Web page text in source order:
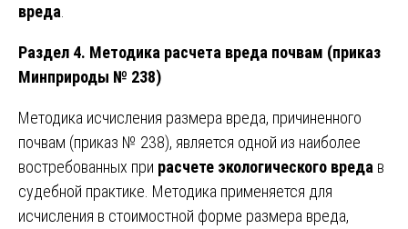
вреда
Раздел 4. Методика расчета вреда почвам (приказ
Минприроды № 238)
Методика исчисления размера вреда, причиненного
почвам (приказ № 238), является одной из наиболее
востребованных при расчете экологического вреда в
судебной практике. Методика применяется для
исчисления в стоимостной форме размера вреда,